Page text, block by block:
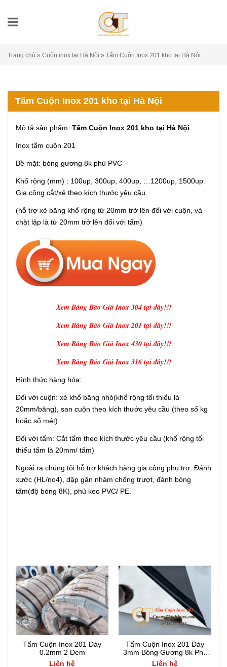
Trang chủ » Cuộn inox tại Hà Nội » Tấm Cuộn Inox 201 kho tại Hà Nội
Tấm Cuộn Inox 201 kho tại Hà Nội
Mô tả sản phẩm: Tấm Cuộn Inox 201 kho tại Hà Nội
Inox tấm cuộn 201
Bề mặt: bóng gương 8k phủ PVC
Khổ rộng (mm) : 100up, 300up, 400up, …1200up, 1500up.
Gia công cắt/xẻ theo kích thước yêu cầu.
(hỗ trợ xẻ băng khổ rộng từ 20mm trở lên đối với cuộn, và
chặt lập là từ 20mm trở lên đối với tấm)
Xem Bảng Báo Giá Inox 304 tại đây!!!
Xem Bảng Báo Giá Inox 201 tại đây!!!
Xem Bảng Báo Giá Inox 430 tại đây!!!
Xem Bảng Báo Giá Inox 316 tại đây!!!
Hình thức hàng hóa:
Đối với cuộn: xẻ khổ băng nhỏ(khổ rộng tối thiểu là
20mm/băng), san cuộn theo kích thước yêu cầu (theo số kg
hoặc số mét).
Đối với tấm: Cắt tấm theo kích thước yêu cầu (khổ rộng tối
thiểu tấm là 20mm/ tấm)
Ngoài ra chúng tôi hỗ trợ khách hàng gia công phụ trợ: Đánh
xước (HL/no4), dập gân nhám chống trượt, đánh bóng
tấm(độ bóng 8K), phủ keo PVC/ PE.
Tấm Cuộn Inox 201 Dày
0.2mm 2 Dem
Liên hệ
Tấm Cuộn Inox 201 Dày
3mm Bóng Gương 8k Phủ
PE PVC
Liên hệ